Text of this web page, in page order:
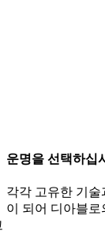
운명을 선택하십
각각 고유한 기
이 되어 디아블